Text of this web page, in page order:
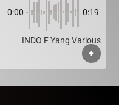
0:00 0:19
INDO F Yang Various
+